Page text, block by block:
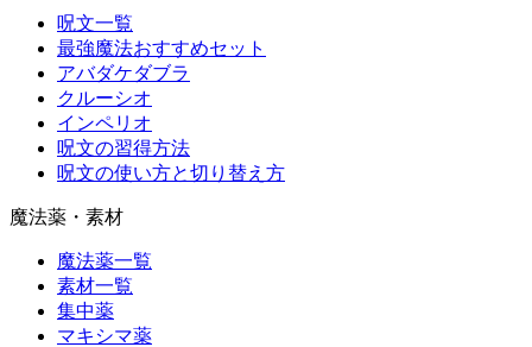
呪文一覧
最強魔法おすすめセット
アバダケダブラ
クルーシオ
インペリオ
呪文の習得方法
呪文の使い方と切り替え方
魔法薬・素材
魔法薬一覧
素材一覧
集中薬
マキシマ薬